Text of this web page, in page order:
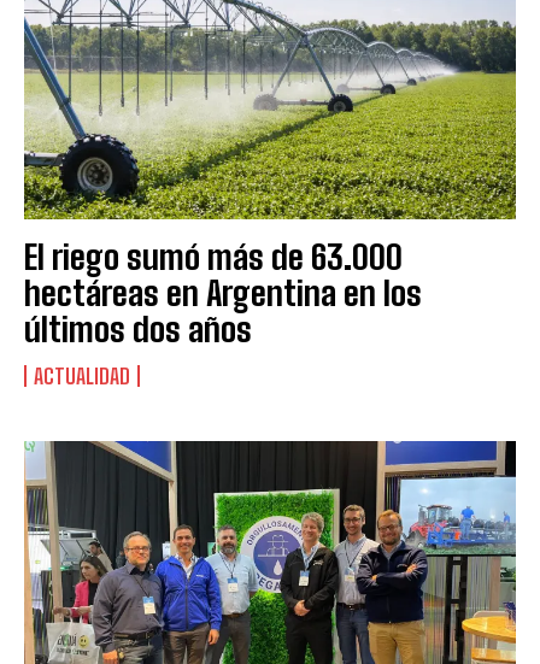
Suscribite al Newsletter
QUIERO SUSCRIBIRME
El riego sumó más de 63.000
hectáreas en Argentina en los
últimos dos años
ACTUALIDAD